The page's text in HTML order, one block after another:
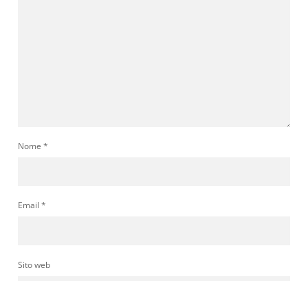
Nome *
Email *
Sito web